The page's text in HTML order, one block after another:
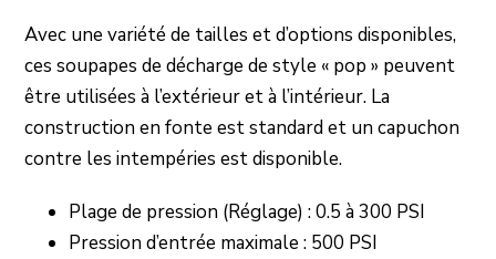
Avec une variété de tailles et d’options disponibles,
ces soupapes de décharge de style « pop » peuvent
être utilisées à l’extérieur et à l’intérieur. La
construction en fonte est standard et un capuchon
contre les intempéries est disponible.
Plage de pression (Réglage) : 0.5 à 300 PSI
Pression d’entrée maximale : 500 PSI